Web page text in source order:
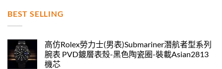
BEST SELLING
高仿Rolex勞力士(男表)Submariner潛航者型系列
腕表 PVD鍍層表殼-黑色陶瓷圈-裝載Asian2813
機芯